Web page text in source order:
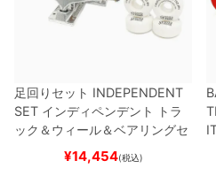
足回りセット INDEPENDENT
SET インディペンデント
トラ
ック＆ウィール＆ベアリングセ
（トリック用）
ード スケボー
¥14,454(税込)